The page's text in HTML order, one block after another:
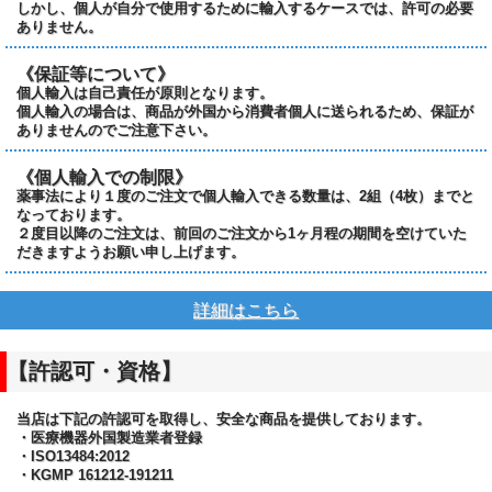
しかし、個人が自分で使用するために輸入するケースでは、許可の必要
ありません。
《保証等について》
個人輸入は自己責任が原則となります。
個人輸入の場合は、商品が外国から消費者個人に送られるため、保証が
ありませんのでご注意下さい。
《個人輸入での制限》
薬事法により１度のご注文で個人輸入できる数量は、2組（4枚）までと
なっております。
２度目以降のご注文は、前回のご注文から1ヶ月程の期間を空けていた
だきますようお願い申し上げます。
詳細はこちら
【許認可・資格】
当店は下記の許認可を取得し、安全な商品を提供しております。
・医療機器外国製造業者登録
・ISO13484:2012
・KGMP 161212-191211